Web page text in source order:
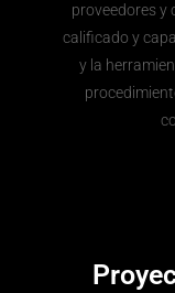
proveedores y
calificado y
y la